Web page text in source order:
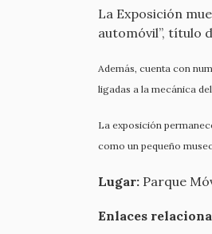
La Exposición
automóvil”, título
Además, cuenta con
ligadas a la mecánica
La exposición
como un pequeño
Lugar: Parque
Enlaces